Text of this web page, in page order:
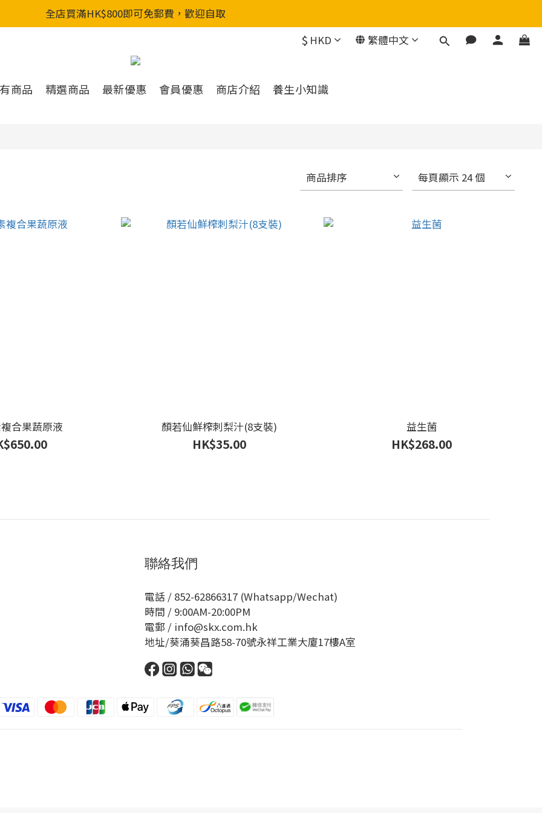
全店買滿HK$800即可免郵費，歡迎自取
全店買滿HK$800即可免郵費，歡迎自取
全店買滿HK$800即可免郵費，歡迎自取
$ HKD 繁體中文
商品 精選商品 最新優惠 會員優惠 商店介紹 養生小知識
商品排序 每頁顯示 24 個
合果蔬原液 顏若仙鮮榨刺梨汁(8支裝)
HK$35.00
益生菌
HK$268.00
聯絡我們
電話 / 852-62866317 (Whatsapp/Wechat)
時間 / 9:00AM-20:00PM
電郵 / info@skx.com.hk
地址/葵涌葵昌路58-70號永祥工業大廈17樓A室